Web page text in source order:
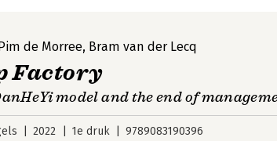
de Morree, Bram van der Lecq
Factory
model and the end of
2022 1e druk 9789083190396